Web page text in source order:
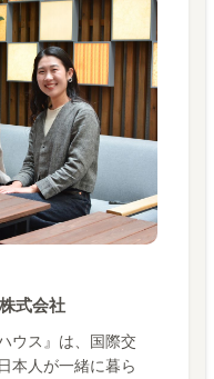
式会社
ウス』は、国際交
本人が一緒に暮ら